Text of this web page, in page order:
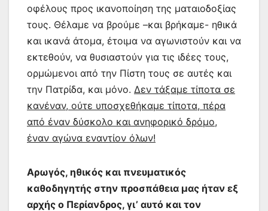
οφέλους προς ικανοποίηση της ματαιοδοξίας
τους. Θέλαμε να βρούμε –και βρήκαμε- ηθικά
και ικανά άτομα, έτοιμα να αγωνιστούν και να
εκτεθούν, να θυσιαστούν για τις ιδέες τους,
ορμώμενοι από την Πίστη τους σε αυτές και
την Πατρίδα, και μόνο. Δεν τάξαμε τίποτα σε
κανέναν, ούτε υποσχεθήκαμε τίποτα, πέρα
από έναν δύσκολο και ανηφορικό δρόμο,
έναν αγώνα εναντίον όλων!
Αρωγός, ηθικός και πνευματικός
καθοδηγητής στην προσπάθεια μας ήταν εξ
αρχής ο Περίανδρος, γι’ αυτό και τον